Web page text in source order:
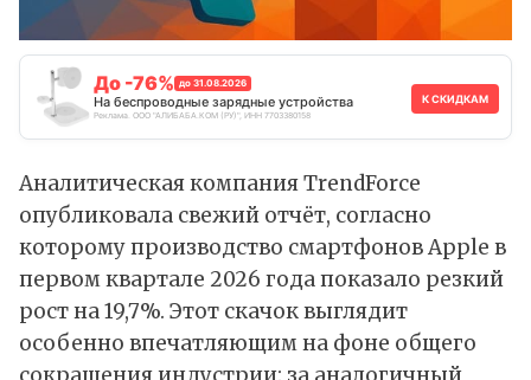
До -76% до 31.08.2026
На беспроводные зарядные устройства
Реклама. ООО "АЛИБАБА.КОМ (РУ)", ИНН 7703380158
К СКИДКАМ
Аналитическая компания TrendForce
опубликовала свежий отчёт, согласно
которому производство смартфонов Apple в
первом квартале 2026 года показало резкий
рост на 19,7%. Этот скачок выглядит
особенно впечатляющим на фоне общего